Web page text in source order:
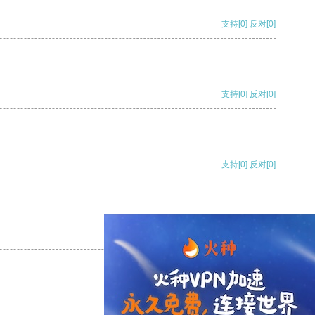
支持[0] 反对[0]
支持[0] 反对[0]
支持[0] 反对[0]
支持 [0] 反对[0]